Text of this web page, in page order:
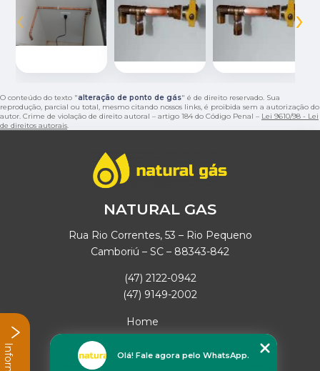
‹ ›
O conteúdo do texto "alteração de ponto de gás" é de direito reservado. Sua
reprodução, parcial ou total, mesmo citando nossos links, é proibida sem a autorização do
autor. Crime de violação de direito autoral – artigo 184 do Código Penal – Lei 9610/98 - Lei
de direitos autorais.
NATURAL GAS
Rua Rio Correntes, 53 – Rio Pequeno
Camboriú – SC – 88343-842
(47) 2122-0942
(47) 9149-2002
Home
Empresa
Missão
Olá! Fale agora pelo WhatsApp.